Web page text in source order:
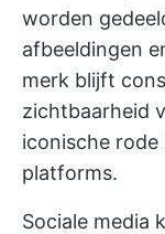
worden
afbeeldingen
merk blijft
zichtbaarheid
iconische
platforms.
Sociale media